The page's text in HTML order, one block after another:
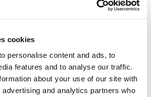
cookies
personalise content and ads, to
features and to analyse our traffic.
about your use of our site with
and analytics partners who